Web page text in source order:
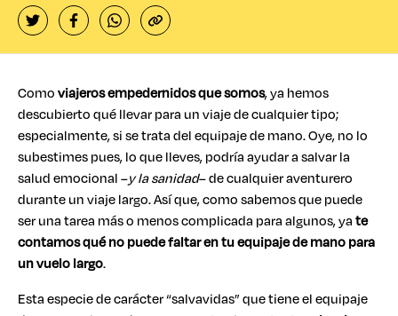
Comoviajeros empedernidos que somos, ya hemos
descubierto qué llevar para un viaje de cualquier tipo;
especialmente, si se trata del equipaje de mano. Oye, no lo
subestimes pues, lo que lleves, podría ayudar a salvar la
salud emocional –y la sanidad– de cualquier aventurero
durante un viaje largo. Así que, como sabemos que puede
ser una tarea más o menos complicada para algunos, yate
contamos qué no puede faltar en tu equipaje de mano para
un vuelo largo.
Esta especie de carácter “salvavidas” que tiene el equipaje